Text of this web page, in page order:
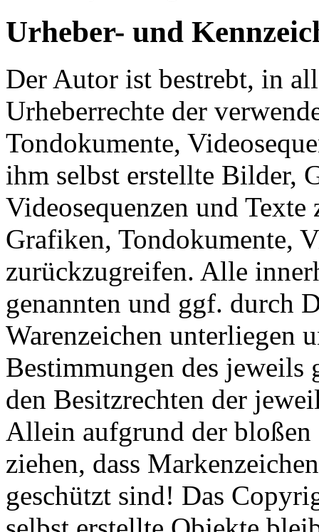
Urheber- und
Der Autor ist bestrebt, in
Urheberrechte der
Tondokumente,
ihm selbst erstellte Bilder,
Videosequenzen und
Grafiken, Tondokumente,
zurückzugreifen. Alle
genannten und ggf. durch
Warenzeichen unterliegen
Bestimmungen des jeweils
den Besitzrechten der
Allein aufgrund der
ziehen, dass
geschützt sind! Das